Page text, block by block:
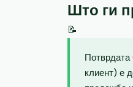
Што ги
📝
Потврдата
клиент) е